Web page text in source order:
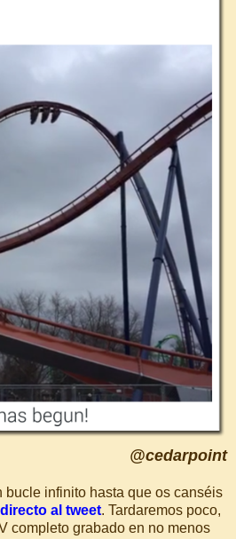
@cedarpoint
bucle infinito hasta que os canséis
al tweet. Tardaremos poco,
completo grabado en no menos